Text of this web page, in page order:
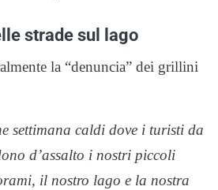
strade sul lago
la “denuncia” dei grillini
settimana caldi dove i turisti da
d’assalto i nostri piccoli
il nostro lago e la nostra